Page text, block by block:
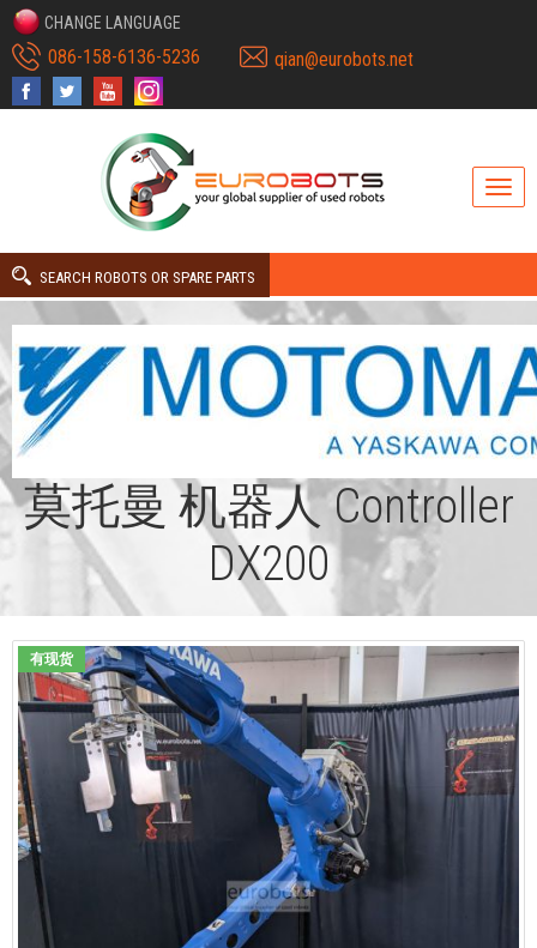
CHANGE LANGUAGE
086-158-6136-5236 qian@eurobots.net
SEARCH ROBOTS OR SPARE PARTS
莫托曼 机器人 Controller
DX200
有现货